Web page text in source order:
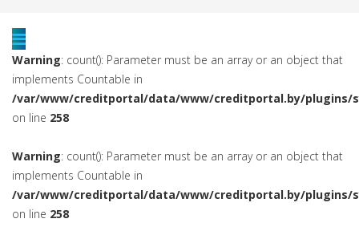
Warning: count(): Parameter must be an array or an object that
implements Countable in
/var/www/creditportal/data/www/creditportal.by/plugins/
on line 258
Warning: count(): Parameter must be an array or an object that
implements Countable in
/var/www/creditportal/data/www/creditportal.by/plugins/
on line 258